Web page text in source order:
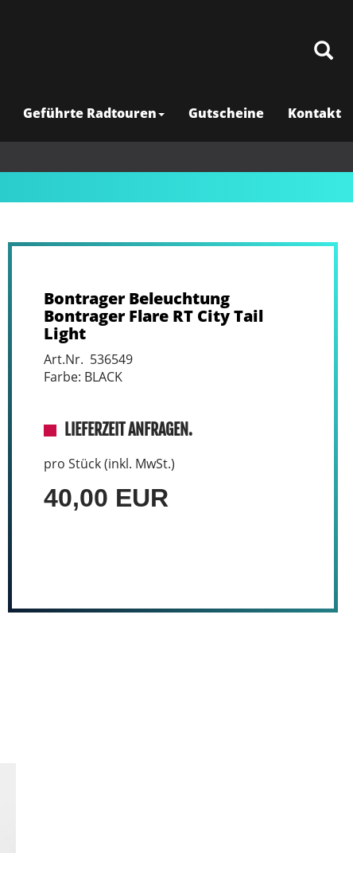
Geführte Radtouren Gutscheine Kontakt
Bontrager Beleuchtung
Bontrager Flare RT City Tail
Light
Art.Nr. 536549
Farbe: BLACK
LIEFERZEIT ANFRAGEN.
pro Stück (inkl. MwSt.)
40,00 EUR